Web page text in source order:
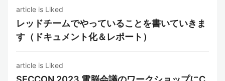
article is Liked
レッドチームでやっていることを書いていきま
す（ドキュメント化＆レポート）
article is Liked